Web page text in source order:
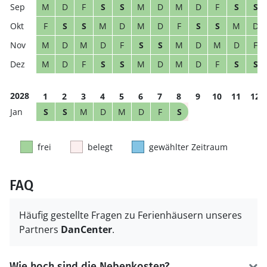
M
D F S S M D M D F S
S
F
S S M D M D F S S M
D
M
D M D F S S M D M D
F
M
D F S S M D M D F S S
2028 1 2 3 4 5 6 7 8 9 10 11
12
S
S M D M D F S
frei belegt gewählter Zeitraum
FAQ
Häufig gestellte Fragen zu Ferienhäusern unseres
Partners DanCenter.